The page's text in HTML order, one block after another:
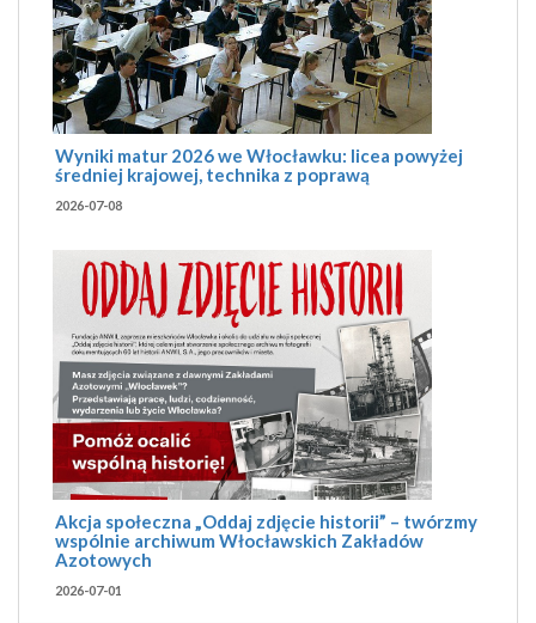
Wyniki matur 2026 we Włocławku: licea powyżej
średniej krajowej, technika z poprawą
2026-07-08
Akcja społeczna „Oddaj zdjęcie historii” – twórzmy
wspólnie archiwum Włocławskich Zakładów
Azotowych
2026-07-01